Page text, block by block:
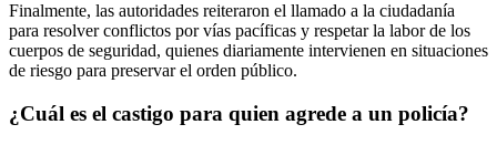
Finalmente, las autoridades reiteraron el llamado a la ciudadanía
para resolver conflictos por vías pacíficas y respetar la labor de los
cuerpos de seguridad, quienes diariamente intervienen en situaciones
de riesgo para preservar el orden público.
¿Cuál es el castigo para quien agrede a un policía?